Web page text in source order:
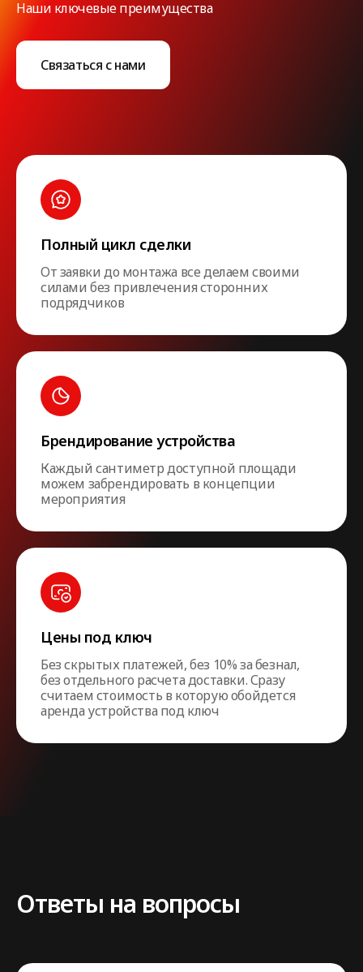
Наши ключевые преимущества
Связаться с нами
Полный цикл сделки
От заявки до монтажа все делаем своими
силами без привлечения сторонних
подрядчиков
Брендирование устройства
Каждый сантиметр доступной площади
можем забрендировать в концепции
мероприятия
Цены под ключ
Без скрытых платежей, без 10% за безнал,
без отдельного расчета доставки. Сразу
считаем стоимость в которую обойдется
аренда устройства под ключ
Ответы на вопросы